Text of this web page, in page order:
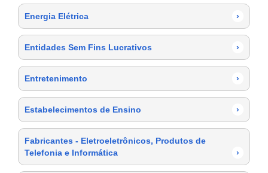
Energia Elétrica ›
Entidades Sem Fins Lucrativos ›
Entretenimento ›
Estabelecimentos de Ensino ›
Fabricantes - Eletroeletrônicos, Produtos de
Telefonia e Informática
›